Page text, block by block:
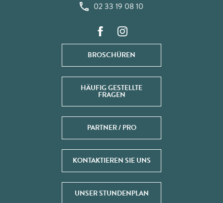
02 33 19 08 10
BROSCHÜREN
HÄUFIG GESTELLTE
FRAGEN
PARTNER / PRO
KONTAKTIEREN SIE UNS
UNSER STUNDENPLAN